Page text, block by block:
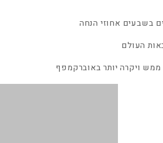
בשבעים אחוזי הנחה
העולם
ממש ויקרה יותר באוברקמפף